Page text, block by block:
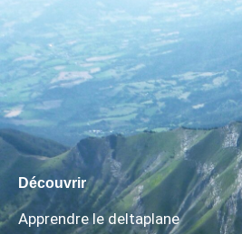
Découvrir
Apprendre le deltaplane